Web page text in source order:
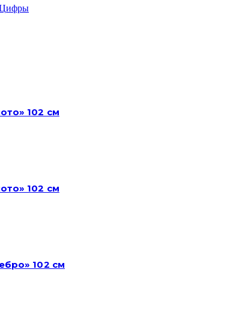
102 см
102 см
102 см